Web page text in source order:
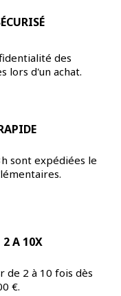
des
lors d'un achat.
sont expédiées le
2 A 10X
de 2 à 10 fois dès
€.